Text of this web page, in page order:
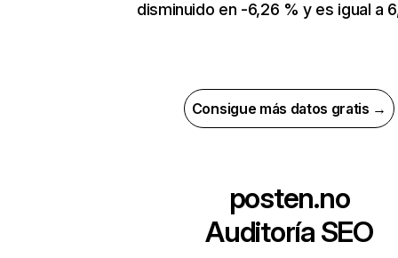
disminuido en -6,26 % y es igual a
Consigue más datos gratis →
posten.no
Auditoría SEO